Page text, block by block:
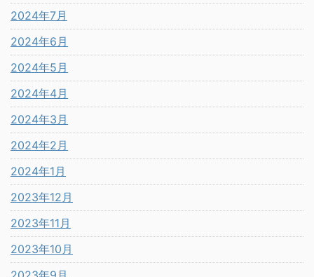
2024年7月
2024年6月
2024年5月
2024年4月
2024年3月
2024年2月
2024年1月
2023年12月
2023年11月
2023年10月